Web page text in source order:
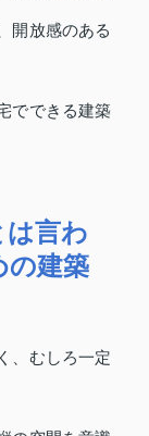
開放感のある
でできる建築
は言わ
の建築
、むしろ一定